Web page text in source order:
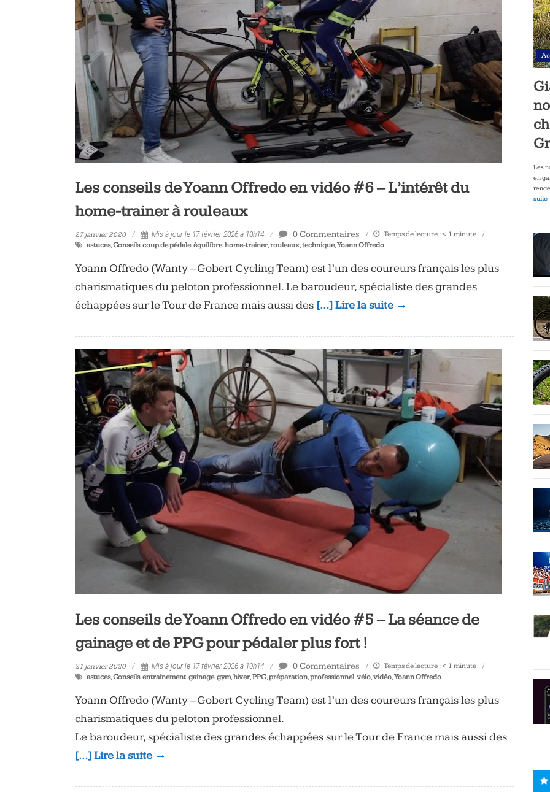
vélo
et
triathlon
Les conseils de Yoann Offredo en vidéo #6 – L’intérêt du
home-trainer à rouleaux
27 janvier 2020 Mis à jour le 17 février 2026 à 10h14 0 Commentaires Temps de lecture : < 1 minute
astuces,Conseils,coup de pédale,équilibre,home-trainer,rouleaux,technique,Yoann Offredo
Yoann Offredo (Wanty – Gobert Cycling Team) est l’un des coureurs français les plus
charismatiques du peloton professionnel. Le baroudeur, spécialiste des grandes
échappées sur le Tour de France mais aussi des […] Lire la suite →
Les conseils de Yoann Offredo en vidéo #5 – La séance de
gainage et de PPG pour pédaler plus fort !
21 janvier 2020 Mis à jour le 17 février 2026 à 10h14 0 Commentaires Temps de lecture : < 1 minute
astuces,Conseils,entrainement,gainage,gym,hiver,PPG,préparation,professionnel,vélo,vidéo,Yoann Offredo
Yoann Offredo (Wanty – Gobert Cycling Team) est l’un des coureurs français les plus
charismatiques du peloton professionnel.
Le baroudeur, spécialiste des grandes échappées sur le Tour de France mais aussi des
[…] Lire la suite →
Les
en
suite